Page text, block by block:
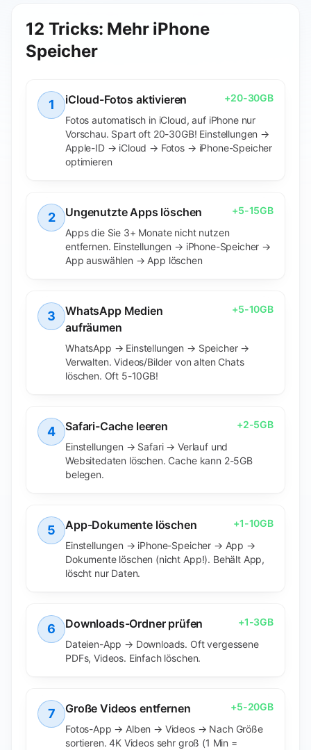
12 Tricks: Mehr iPhone
Speicher
1 iCloud-Fotos aktivieren +20-30GB
Fotos automatisch in iCloud, auf iPhone nur
Vorschau. Spart oft 20-30GB! Einstellungen →
Apple-ID → iCloud → Fotos → iPhone-Speicher
optimieren
2 Ungenutzte Apps löschen +5-15GB
Apps die Sie 3+ Monate nicht nutzen
entfernen. Einstellungen → iPhone-Speicher →
App auswählen → App löschen
3
WhatsApp Medien
aufräumen
+5-10GB
WhatsApp → Einstellungen → Speicher →
Verwalten. Videos/Bilder von alten Chats
löschen. Oft 5-10GB!
4 Safari-Cache leeren +2-5GB
Einstellungen → Safari → Verlauf und
Websitedaten löschen. Cache kann 2-5GB
belegen.
5 App-Dokumente löschen +1-10GB
Einstellungen → iPhone-Speicher → App →
Dokumente löschen (nicht App!). Behält App,
löscht nur Daten.
6 Downloads-Ordner prüfen +1-3GB
Dateien-App → Downloads. Oft vergessene
PDFs, Videos. Einfach löschen.
7 Große Videos entfernen +5-20GB
Fotos-App → Alben → Videos → Nach Größe
sortieren. 4K Videos sehr groß (1 Min =